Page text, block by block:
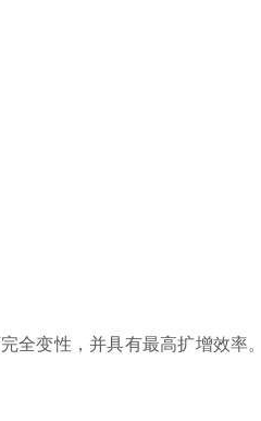
全变性，并具有最高扩增效率